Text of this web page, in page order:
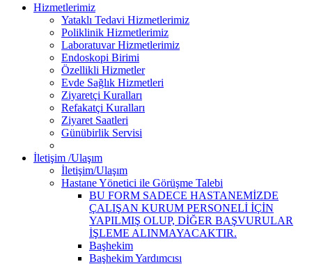
Hizmetlerimiz
Yataklı Tedavi Hizmetlerimiz
Poliklinik Hizmetlerimiz
Laboratuvar Hizmetlerimiz
Endoskopi Birimi
Özellikli Hizmetler
Evde Sağlık Hizmetleri
Ziyaretçi Kuralları
Refakatçi Kuralları
Ziyaret Saatleri
Günübirlik Servisi
İletişim /Ulaşım
İletişim/Ulaşım
Hastane Yönetici ile Görüşme Talebi
BU FORM SADECE HASTANEMİZDE
ÇALIŞAN KURUM PERSONELİ İÇİN
YAPILMIŞ OLUP, DİĞER BAŞVURULAR
İŞLEME ALINMAYACAKTIR.
Başhekim
Başhekim Yardımcısı